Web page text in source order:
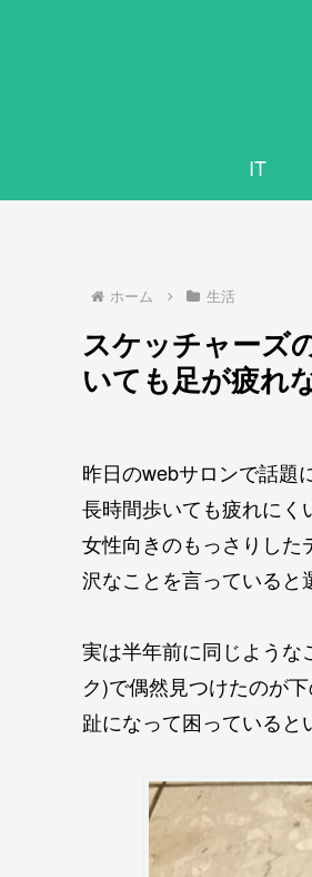
IT
ホーム 生活
スケッチャーズ
いても足が疲れ
昨日のwebサロンで話題
長時間歩いても疲れにく
女性向きのもっさりした
沢なことを言っていると
実は半年前に同じような
ク)で偶然見つけたのが
趾になって困っていると